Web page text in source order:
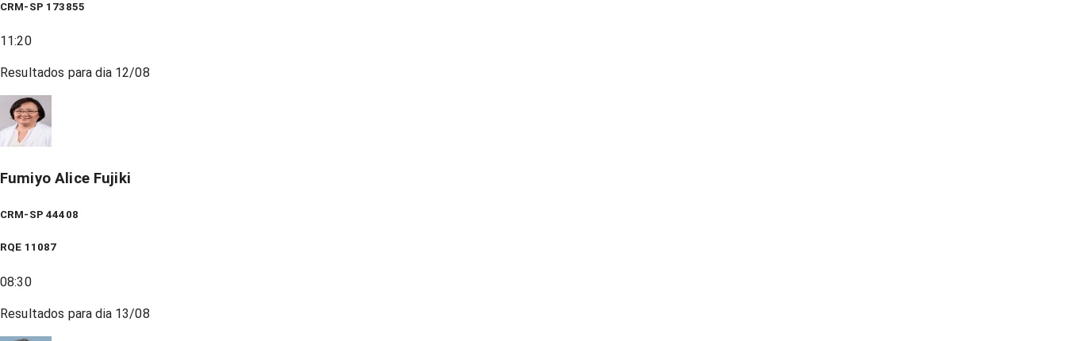
CRM-SP 173855
11:20
Resultados para dia 12/08
Fumiyo Alice Fujiki
CRM-SP 44408
RQE 11087
08:30
Resultados para dia 13/08